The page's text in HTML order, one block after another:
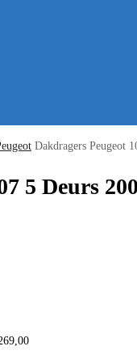
Dakdragers Peugeot
5 Deurs